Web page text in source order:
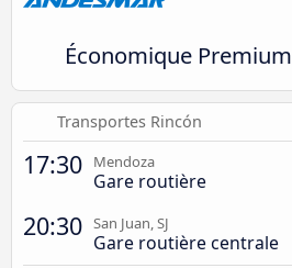
Économique Premium
Transportes Rincón
17:30 Mendoza
Gare routière
20:30 San Juan, SJ
Gare routière centrale